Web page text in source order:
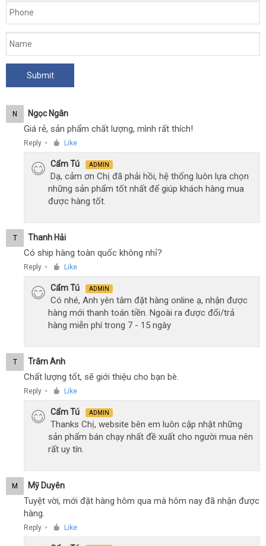
N Ngọc Ngân
Giá rẻ, sản phẩm chất lượng, mình rất thích!
Reply ● Like
Cẩm Tú ADMIN
Dạ, cảm ơn Chị đã phải hồi, hệ thống luôn lựa chọn
những sản phẩm tốt nhất để giúp khách hàng mua
được hàng tốt.
T Thanh Hải
Có ship hàng toàn quốc không nhỉ?
Reply ● Like
Cẩm Tú ADMIN
Có nhé, Anh yên tâm đặt hàng online ạ, nhận được
hàng mới thanh toán tiền. Ngoài ra được đổi/trả
hàng miễn phí trong 7 - 15 ngày
T Trâm Anh
Chất lượng tốt, sẽ giới thiệu cho bạn bè.
Reply ● Like
Cẩm Tú ADMIN
Thanks Chị, website bên em luôn cập nhật những
sản phẩm bán chạy nhất đề xuất cho người mua nên
rất uy tín.
M Mỹ Duyên
Tuyệt vời, mới đặt hàng hôm qua mà hôm nay đã nhận được
hàng.
Reply ● Like